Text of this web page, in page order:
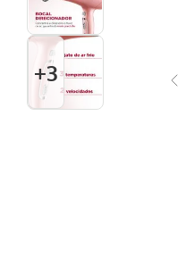
+3
10ºMultiprocessador